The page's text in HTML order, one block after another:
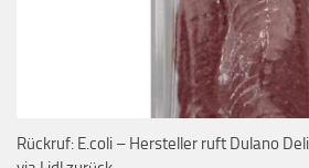
Rückruf: E.coli – Hersteller ruft Dulano